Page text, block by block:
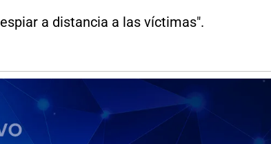
a distancia a las víctimas".